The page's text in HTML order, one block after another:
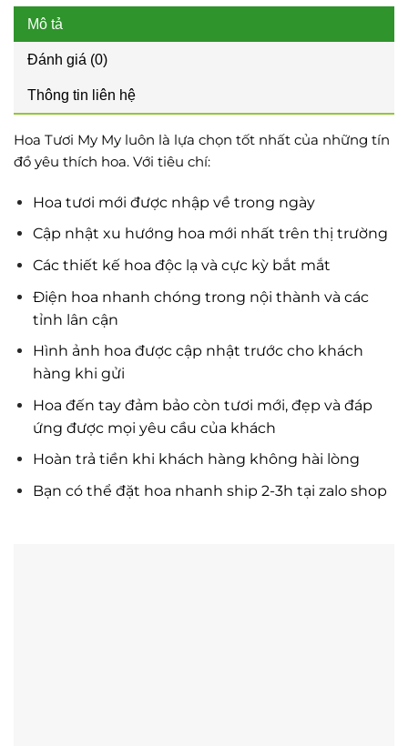
Mô tả
Đánh giá (0)
Thông tin liên hệ
Hoa Tươi My My luôn là lựa chọn tốt nhất của những tín
đồ yêu thích hoa. Với tiêu chí:
Hoa tươi mới được nhập về trong ngày
Cập nhật xu hướng hoa mới nhất trên thị trường
Các thiết kế hoa độc lạ và cực kỳ bắt mắt
Điện hoa nhanh chóng trong nội thành và các
tỉnh lân cận
Hình ảnh hoa được cập nhật trước cho khách
hàng khi gửi
Hoa đến tay đảm bảo còn tươi mới, đẹp và đáp
ứng được mọi yêu cầu của khách
Hoàn trả tiền khi khách hàng không hài lòng
Bạn có thể đặt hoa nhanh ship 2-3h tại zalo shop